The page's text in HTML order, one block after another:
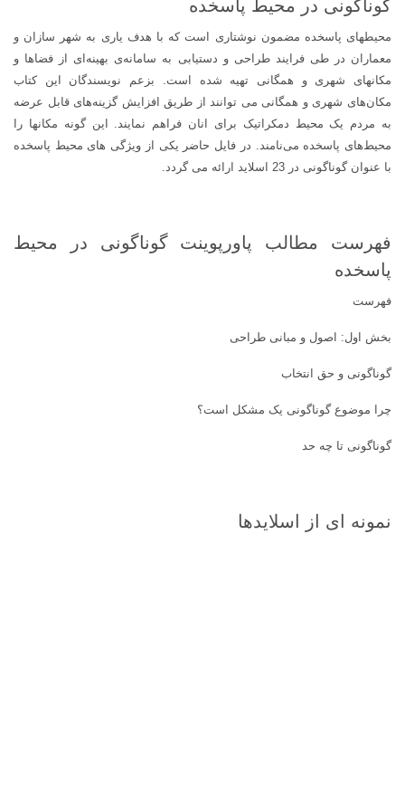
گوناگونی در محیط پاسخده
محیطهای پاسخده مضمون نوشتاری است که با هدف یاری به شهر سازان و
معماران در طی فرایند طراحی و دستیابی به سامانه‌ی بهینه‌ای از فضاها و
مکانهای شهری و همگانی تهیه شده است. بزعم نویسندگان این کتاب
مکان‌های شهری و همگانی می توانند از طریق افزایش گزینه‌های قابل عرضه
به مردم یک محیط دمکراتیک برای انان فراهم نمایند. این گونه مکانها را
محیط‌های پاسخده می‌نامند. در فایل حاضر یکی از ویژگی های محیط پاسخده
با عنوان گوناگونی در 23 اسلاید ارائه می گردد.
فهرست مطالب پاورپوینت گوناگونی در محیط
پاسخده
فهرست
بخش اول: اصول و مبانی طراحی
گوناگونی و حق انتخاب
چرا موضوع گوناگونی یک مشکل است؟
گوناگونی تا چه حد
نمونه ای از اسلایدها